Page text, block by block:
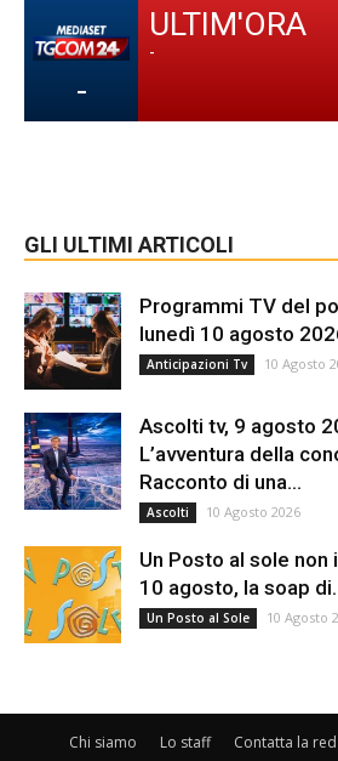
-
ULTIM'ORA
-
GLI ULTIMI ARTICOLI
Programmi TV del
lunedì 10 agosto
Anticipazioni Tv 10 Agosto
Ascolti tv, 9 agosto
L’avventura della
Racconto di una...
Ascolti 10 Agosto 2026
Un Posto al sole non
10 agosto, la soap
Un Posto al Sole 10 Agosto
Chi siamo Lo staff Contatta la